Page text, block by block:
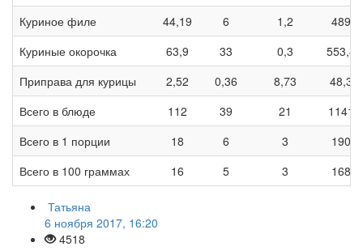
Куриное филе
44,19 6 1,2
489
Куриные окорочка
63,9 33 0,3
553,8
Приправа для курицы
2,52 0,36 8,73
48,3
Всего в блюде
112 39 21
1141
Всего в 1 порции
18 6 3
190
Всего в 100 граммах
16 5 3 168
Татьяна
6 ноября 2017, 16:20
4518